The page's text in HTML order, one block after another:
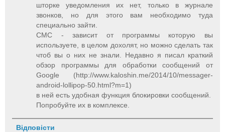
шторке уведомления их нет, только в журнале
звонков, но для этого вам необходимо туда
специально зайти.
СМС - зависит от программы которую вы
используете, в целом дохолят, но можно сделать так
чтоб вы о них не знали. Недавно я писал краткий
обзор программы для обработки сообщений от
Google (http://www.kaloshin.me/2014/10/messager-
android-lollipop-50.html?m=1)
в ней есть удобная функция блокировки сообщений.
Попробуйте их в комплексе.
Відповісти